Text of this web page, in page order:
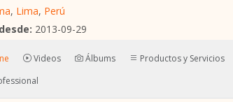
, Lima, Perú
2013-09-29
Videos Álbums Productos y Servicios